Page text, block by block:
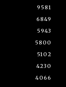
9581
6849
5943
5800
5102
4230
4066